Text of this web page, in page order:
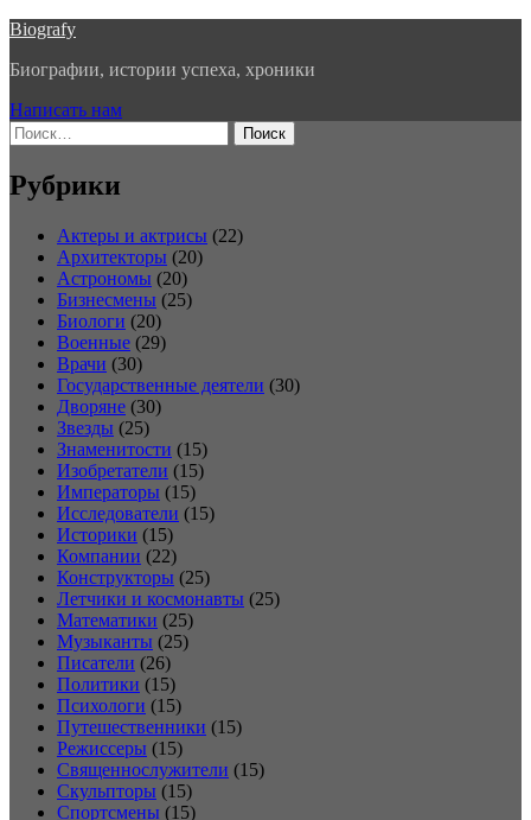
Перейти
содержимому
Biografy
Биографии, истории успеха, хроники
Написать нам
Найти:
Рубрики
Актеры и актрисы (22)
Архитекторы (20)
Астрономы (20)
Бизнесмены (25)
Биологи (20)
Военные (29)
Врачи (30)
Государственные деятели (30)
Дворяне (30)
Звезды (25)
Знаменитости (15)
Изобретатели (15)
Императоры (15)
Исследователи (15)
Историки (15)
Компании (22)
Конструкторы (25)
Летчики и космонавты (25)
Математики (25)
Музыканты (25)
Писатели (26)
Политики (15)
Психологи (15)
Путешественники (15)
Режиссеры (15)
Священнослужители (15)
Скульпторы (15)
Спортсмены (15)